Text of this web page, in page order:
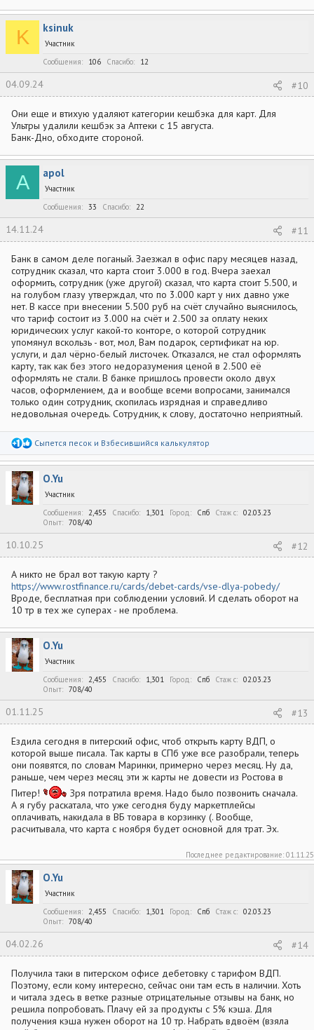
K ksinuk
Участник
Сообщения
106 Спасибо 12
04.09.24 #10
Они еще и втихую удаляют категории кешбэка для карт. Для
Ультры удалили кешбэк за Аптеки с 15 августа.
Банк-Дно, обходите стороной.
A apol
Участник
Сообщения
33 Спасибо 22
14.11.24 #11
Банк в самом деле поганый. Заезжал в офис пару месяцев назад,
сотрудник сказал, что карта стоит 3.000 в год. Вчера заехал
оформить, сотрудник (уже другой) сказал, что карта стоит 5.500, и
на голубом глазу утверждал, что по 3.000 карт у них давно уже
нет. В кассе при внесении 5.500 руб на счёт случайно выяснилось,
что тариф состоит из 3.000 на счёт и 2.500 за оплату неких
юридических услуг какой-то конторе, о которой сотрудник
упомянул вскользь - вот, мол, Вам подарок, сертификат на юр.
услуги, и дал чёрно-белый листочек. Отказался, не стал оформлять
карту, так как без этого недоразумения ценой в 2.500 её
оформлять не стали. В банке пришлось провести около двух
часов, оформлением, да и вообще всеми вопросами, занимался
только один сотрудник, скопилась изрядная и справедливо
недовольная очередь. Сотрудник, к слову, достаточно неприятный.
Р
а
Сыпется песок и Взбесившийся калькулятор
O.Yu
Участник
Сообщения
2,455 Спасибо 1,301 Город Спб Стаж c
02.03.23
Опыт
708/40
10.10.25 #12
А никто не брал вот такую карту ?
https://www.rostfinance.ru/cards/debet-cards/vse-dlya-pobedy/
Вроде, бесплатная при соблюдении условий. И сделать оборот на
10 тр в тех же суперах - не проблема.
O.Yu
Участник
Сообщения
2,455 Спасибо 1,301 Город Спб Стаж c
02.03.23
Опыт
708/40
01.11.25 #13
Ездила сегодня в питерский офис, чтоб открыть карту ВДП, о
которой выше писала. Так карты в СПб уже все разобрали, теперь
они появятся, по словам Маринки, примерно через месяц. Ну да,
раньше, чем через месяц эти ж карты не довести из Ростова в
Питер!
Зря потратила время. Надо было позвонить сначала.
А я губу раскатала, что уже сегодня буду маркетплейсы
оплачивать, накидала в ВБ товара в корзинку (. Вообще,
расчитывала, что карта с ноября будет основной для трат. Эх.
Последнее редактирование: 01.11.25
O.Yu
Участник
Сообщения
2,455 Спасибо 1,301 Город Спб Стаж c
02.03.23
Опыт
708/40
04.02.26 #14
Получила таки в питерском офисе дебетовку с тарифом ВДП.
Поэтому, если кому интересно, сейчас они там есть в наличии. Хоть
и читала здесь в ветке разные отрицательные отзывы на банк, но
решила попробовать. Плачу ей за продукты с 5% кэша. Для
получения кэша нужен оборот на 10 тр. Набрать вдвоём (взяла